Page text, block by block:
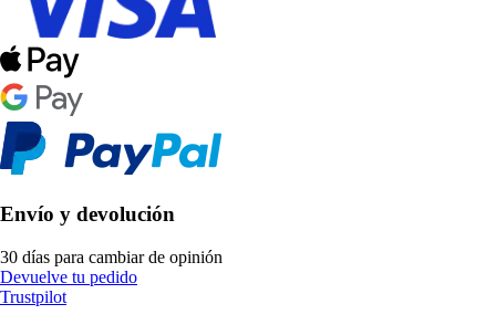
Envío y devolución
30 días para cambiar de opinión
Devuelve tu pedido
Trustpilot